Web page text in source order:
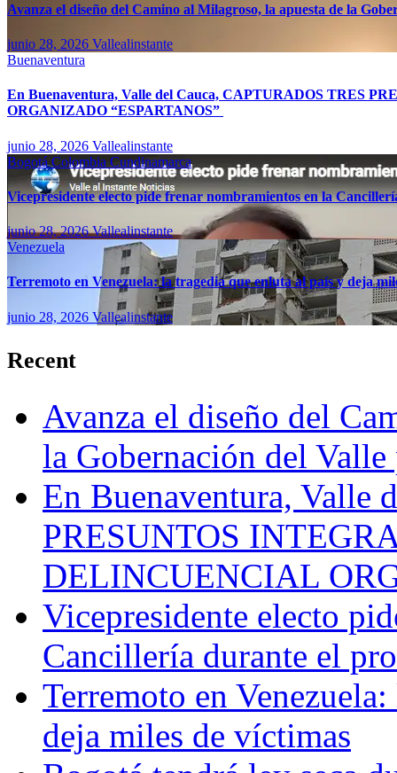
Avanza el diseño del Camino al Milagroso, la apuesta de la
junio 28, 2026 Vallealinstante
Buenaventura
En Buenaventura, Valle del Cauca, CAPTURADOS TRES
ORGANIZADO “ESPARTANOS”
junio 28, 2026 Vallealinstante
BogotáColombia Cundinamarca
Vicepresidente electo pide frenar nombramientos en la
junio 28, 2026Vallealinstante
Venezuela
Terremoto en Venezuela: la tragedia que enluta al país y deja
junio 28, 2026 Vallealinstante
Recent
Avanza el diseño del
la Gobernación del
En Buenaventura, Valle
PRESUNTOS
DELINCUENCIAL
Vicepresidente electo
Cancillería durante el
Terremoto en
deja miles de víctimas